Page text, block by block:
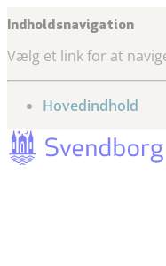
Indholdsnavigation
Vælg et link for at
gå til
Hovedindhold